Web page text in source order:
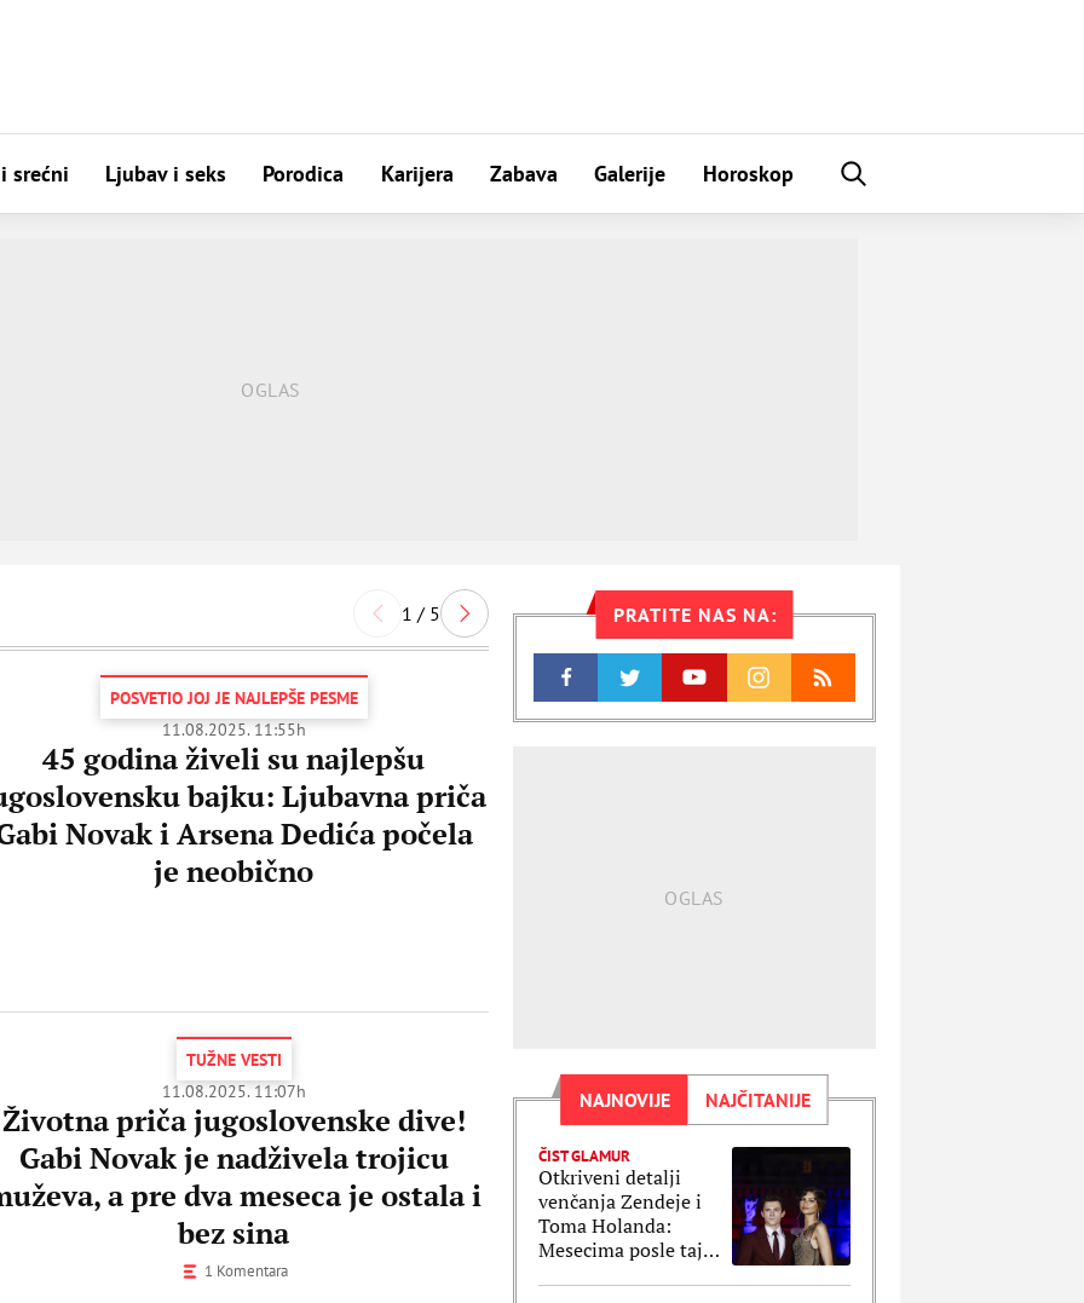
srećni Ljubav i seks Porodica Karijera Zabava Galerije Horoskop
1 / 5
POSVETIO JOJ JE NAJLEPŠE PESME
11.08.2025. 11:55h
45 godina živeli su najlepšu
bajku: Ljubavna priča
Novak i Arsena Dedića počela
je neobično
TUŽNE VESTI
11.08.2025. 11:07h
Životna priča jugoslovenske dive!
Gabi Novak je nadživela trojicu
a pre dva meseca je ostala i
bez sina
1 Komentara
PRATITE NAS NA:
NAJNOVIJE NAJČITANIJE
ČIST GLAMUR
Otkriveni detalji
venčanja Zendeje i
Toma Holanda:
Mesecima posle tajne